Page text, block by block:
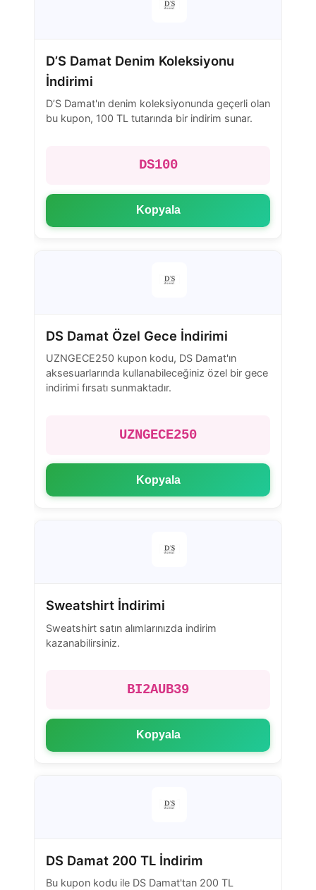
D’S Damat Denim Koleksiyonu
İndirimi
D’S Damat'ın denim koleksiyonunda geçerli olan
bu kupon, 100 TL tutarında bir indirim sunar.
DS100
Kopyala
DS Damat Özel Gece İndirimi
UZNGECE250 kupon kodu, DS Damat'ın
aksesuarlarında kullanabileceğiniz özel bir gece
indirimi fırsatı sunmaktadır.
UZNGECE250
Kopyala
Sweatshirt İndirimi
Sweatshirt satın alımlarınızda indirim
kazanabilirsiniz.
BI2AUB39
Kopyala
DS Damat 200 TL İndirim
Bu kupon kodu ile DS Damat'tan 200 TL